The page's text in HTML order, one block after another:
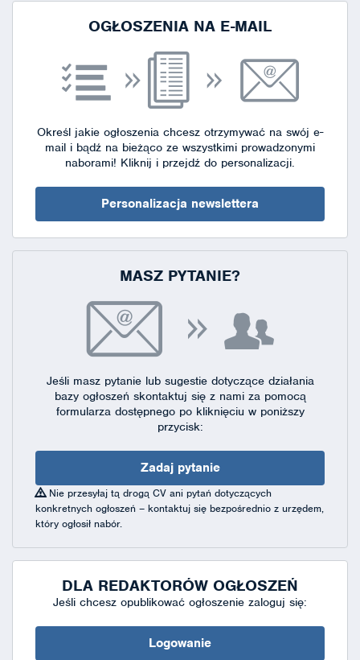
OGŁOSZENIA NA E-MAIL
Określ jakie ogłoszenia chcesz otrzymywać na swój e-
mail i bądź na bieżąco ze wszystkimi prowadzonymi
naborami! Kliknij i przejdź do personalizacji.
Personalizacja newslettera
MASZ PYTANIE?
Jeśli masz pytanie lub sugestie dotyczące działania
bazy ogłoszeń skontaktuj się z nami za pomocą
formularza dostępnegopo kliknięciu w poniższy
przycisk:
Zadaj pytanie
Nie przesyłaj tą drogą CV ani pytań dotyczących
konkretnych ogłoszeń – kontaktuj się bezpośrednio z urzędem,
który ogłosił nabór.
DLA REDAKTORÓW OGŁOSZEŃ
Jeśli chcesz opublikować ogłoszenie zaloguj się:
Logowanie